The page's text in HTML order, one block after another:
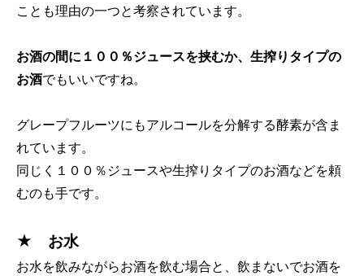
ことも理由の一つと考察されています。
お酒の間に１００％ジュースを挟むか、生搾りタイプの
お酒でもいいですね。
グレープフルーツにもアルコールを分解する酵素が含ま
れています。
同じく１００％ジュースや生搾りタイプのお酒などを頼
むのも手です。
★ お水
お水を飲みながらお酒を飲む場合と、飲まないでお酒を